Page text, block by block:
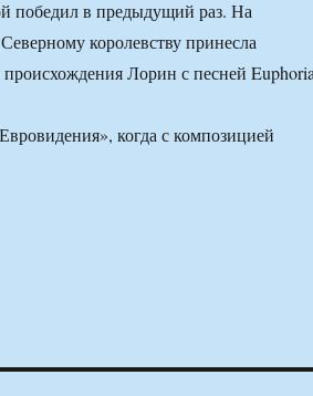
победил в предыдущий раз. На
королевству принесла
Лорин с песней
когда с композицией